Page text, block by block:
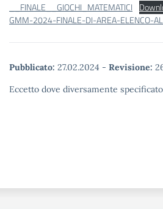
__FINALE__GIOCHI_MATEMATICI
GMM-2024-FINALE-DI-AREA-ELENCO-
Pubblicato: 27.02.2024 - Revisione:
Eccetto dove diversamente